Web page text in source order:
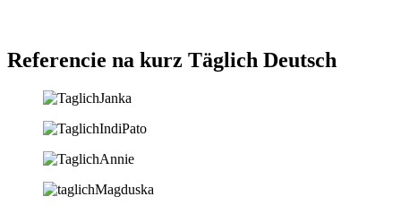
Referencie na kurz Täglich Deutsch